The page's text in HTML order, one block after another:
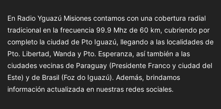
En Radio Yguazú Misiones contamos con una cobertura radial
tradicional en la frecuencia 99.9 Mhz de 60 km, cubriendo por
completo la ciudad de Pto Iguazú, llegando a las localidades de
Pto. Libertad, Wanda y Pto. Esperanza, así también a las
ciudades vecinas de Paraguay (Presidente Franco y ciudad del
Este) y de Brasil (Foz do Iguazú). Además, brindamos
información actualizada en nuestras redes sociales.